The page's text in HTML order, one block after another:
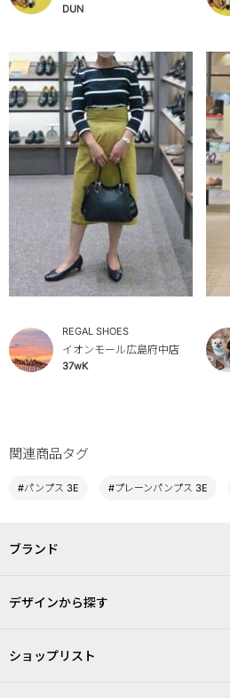
DUN
REGAL SHOES
イオンモール広島府中店
37wK
関連商品タグ
#パンプス 3E #プレーンパンプス 3E
ブランド
デザインから探す
ショップリスト